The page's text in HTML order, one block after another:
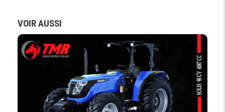
AVANT &
ARRIÈRE
SYSTÈME HYDRAULIQUE
SYSTÉME
HYDRAULIQUE
à double pompes
VOIR AUSSI